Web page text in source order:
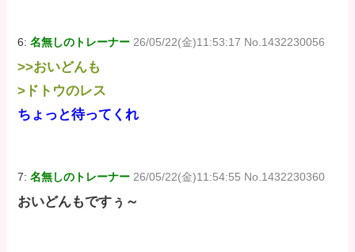
6:名無しのトレーナー 26/05/22(金)11:53:17 No.1432230056
>>おいどんも
>ドトウのレス
ちょっと待ってくれ
7:名無しのトレーナー 26/05/22(金)11:54:55 No.1432230360
おいどんもですぅ～